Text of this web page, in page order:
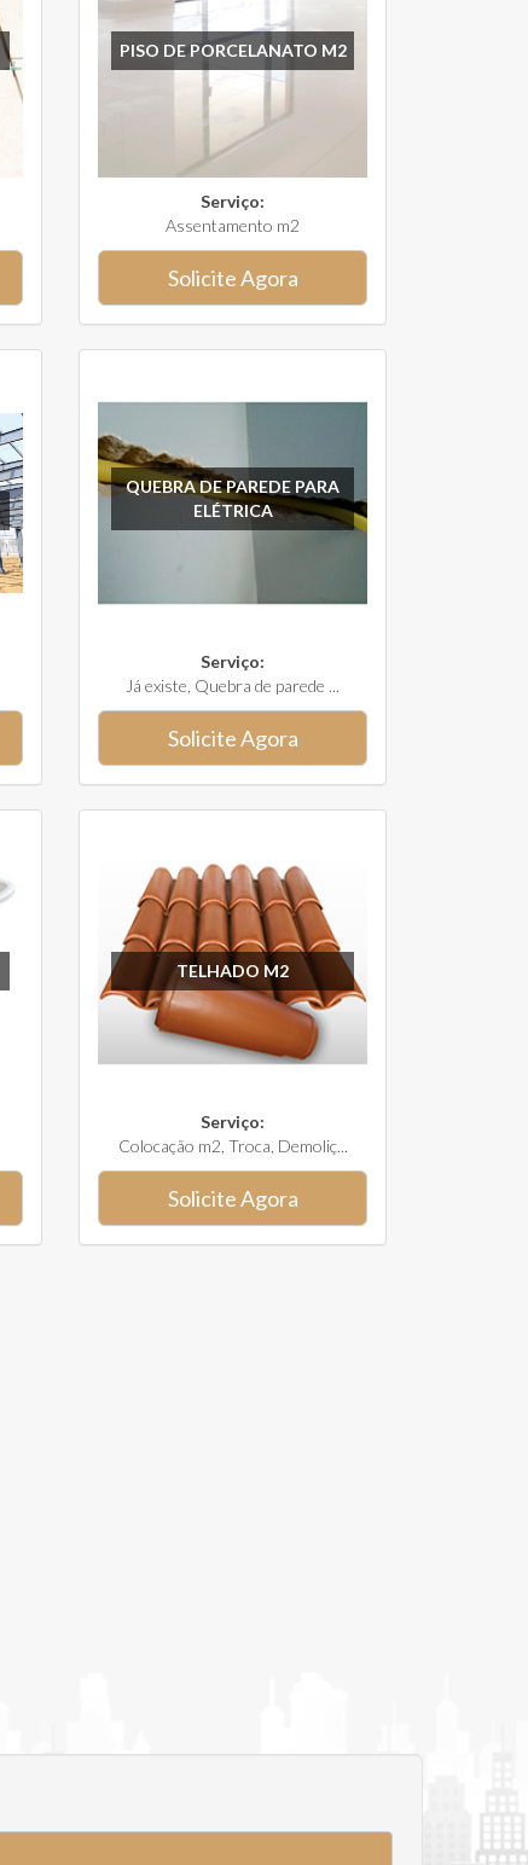
PISO DE PORCELANATO M2
Serviço:
Assentamento m2
Solicite Agora
QUEBRA DE PAREDE PARA
ELÉTRICA
Serviço:
Já existe, Quebra de parede ...
Solicite Agora
TELHADO M2
Serviço:
Colocação m2, Troca, Demoliç...
Solicite Agora